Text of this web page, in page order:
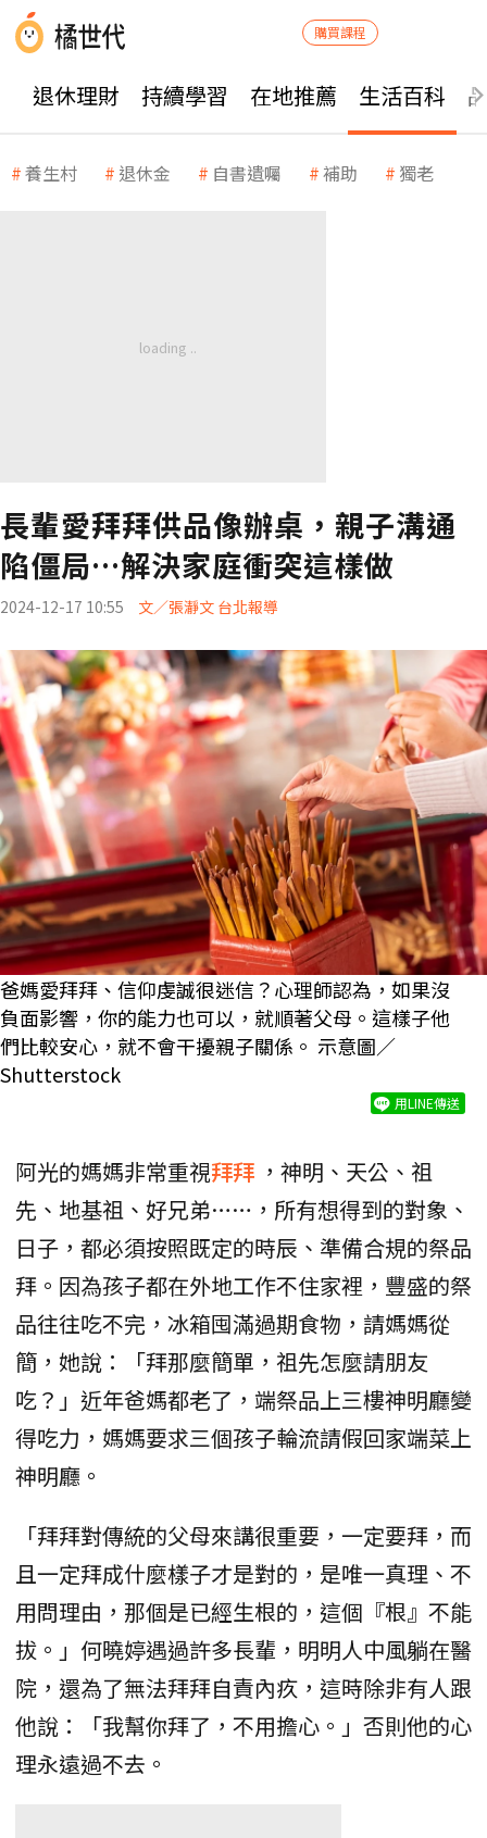
購買課程
退休理財 持續學習 在地推薦 生活百科
養生村 退休金 自書遺囑 補助 獨老
長輩愛拜拜供品像辦桌，親子溝通
陷僵局…解決家庭衝突這樣做
2024-12-17 10:55 文／張瀞文 台北報導
爸媽愛拜拜、信仰虔誠很迷信？心理師認為，如果沒
負面影響，你的能力也可以，就順著父母。這樣子他
們比較安心，就不會干擾親子關係。 示意圖／
Shutterstock
用LINE傳送
阿光的媽媽非常重視拜拜 ，神明、天公、祖
先、地基祖、好兄弟……，所有想得到的對象、
日子，都必須按照既定的時辰、準備合規的祭品
拜。因為孩子都在外地工作不住家裡，豐盛的祭
品往往吃不完，冰箱囤滿過期食物，請媽媽從
簡，她說：「拜那麼簡單，祖先怎麼請朋友
吃？」近年爸媽都老了，端祭品上三樓神明廳變
得吃力，媽媽要求三個孩子輪流請假回家端菜上
神明廳。
「拜拜對傳統的父母來講很重要，一定要拜，而
且一定拜成什麼樣子才是對的，是唯一真理、不
用問理由，那個是已經生根的，這個『根』不能
拔。」何曉婷遇過許多長輩，明明人中風躺在醫
院，還為了無法拜拜自責內疚，這時除非有人跟
他說：「我幫你拜了，不用擔心。」否則他的心
理永遠過不去。